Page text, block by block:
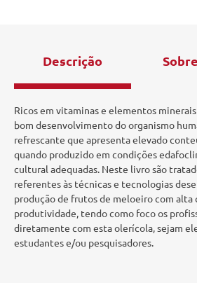
Descrição
Ricos em vitaminas e elementos
bom desenvolvimento do organismo
refrescante que apresenta elevado
quando produzido em condições
cultural adequadas. Neste livro são
referentes às técnicas e tecnologias
produção de frutos de meloeiro com alta
produtividade, tendo como foco os
diretamente com esta olerícola, sejam
estudantes e/ou pesquisadores.